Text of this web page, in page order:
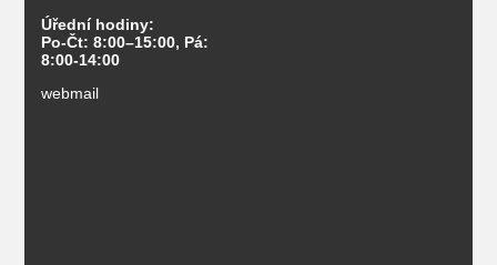
Úřední hodiny:
Po-Čt: 8:00–15:00, Pá:
8:00-14:00
webmail